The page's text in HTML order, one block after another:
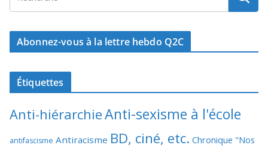
Abonnez-vous à la lettre hebdo Q2C
Étiquettes
Anti-hiérarchieAnti-sexisme à l'école
antifascisme Antiracisme BD, ciné, etc. Chronique "Nos